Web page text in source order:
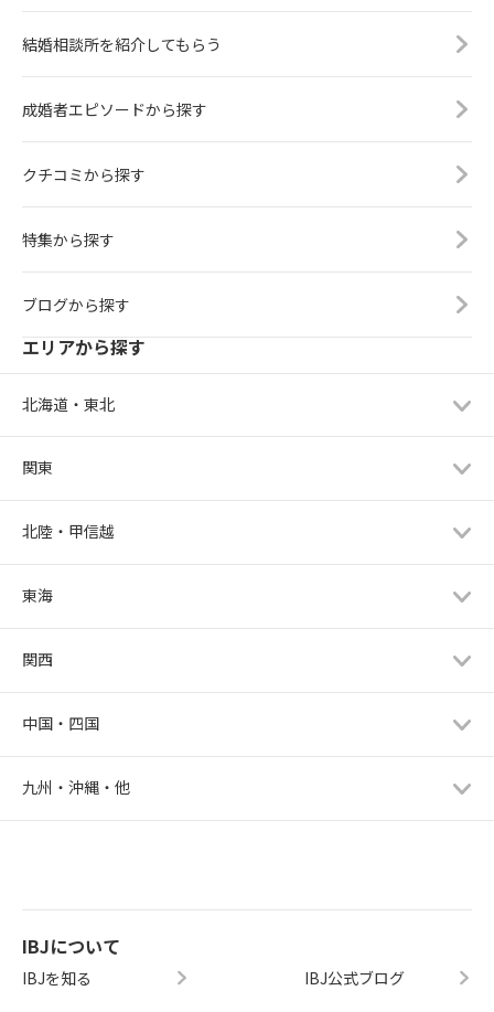
結婚相談所を紹介してもらう
成婚者エピソードから探す
クチコミから探す
特集から探す
ブログから探す
エリアから探す
北海道・東北
関東
北陸・甲信越
東海
関西
中国・四国
九州・沖縄・他
IBJについて
IBJを知る IBJ公式ブログ